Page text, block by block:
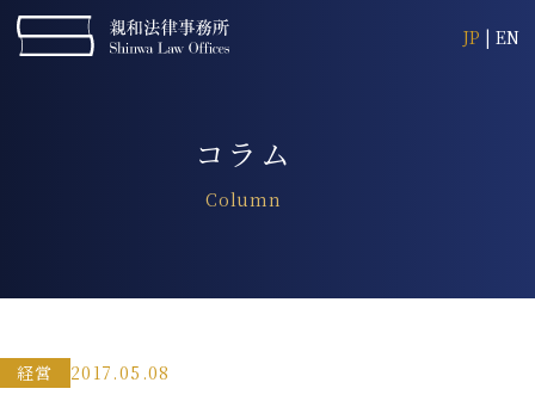
JP | EN
コラム
Column
経営 2017.05.08